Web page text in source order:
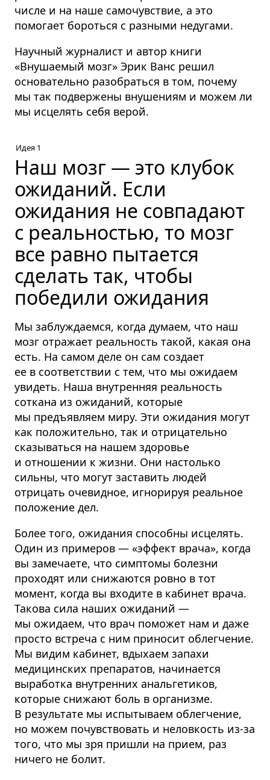
числе и на наше самочувствие, а это
помогает бороться с разными недугами.
Научный журналист и автор книги
«Внушаемый мозг» Эрик Ванс решил
основательно разобраться в том, почему
мы так подвержены внушениям и можем ли
мы исцелять себя верой.
Идея 1
Наш мозг — это клубок
ожиданий. Если
ожидания не совпадают
с реальностью, то мозг
все равно пытается
сделать так, чтобы
победили ожидания
Мы заблуждаемся, когда думаем, что наш
мозг отражает реальность такой, какая она
есть. На самом деле он сам создает
ее в соответствии с тем, что мы ожидаем
увидеть. Наша внутренняя реальность
соткана из ожиданий, которые
мы предъявляем миру. Эти ожидания могут
как положительно, так и отрицательно
сказываться на нашем здоровье
и отношении к жизни. Они настолько
сильны, что могут заставить людей
отрицать очевидное, игнорируя реальное
положение дел.
Более того, ожидания способны исцелять.
Один из примеров — «эффект врача», когда
вы замечаете, что симптомы болезни
проходят или снижаются ровно в тот
момент, когда вы входите в кабинет врача.
Такова сила наших ожиданий —
мы ожидаем, что врач поможет нам и даже
просто встреча с ним приносит облегчение.
Мы видим кабинет, вдыхаем запахи
медицинских препаратов, начинается
выработка внутренних анальгетиков,
которые снижают боль в организме.
В результате мы испытываем облегчение,
но можем почувствовать и неловкость из-за
того, что мы зря пришли на прием, раз
ничего не болит.